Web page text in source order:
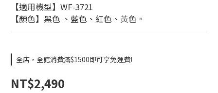
【適用機型】WF-3721
【顏色】黑色 、藍色、紅色、黃色。
全店，全館消費滿$1500即可享免運費!
NT$2,490